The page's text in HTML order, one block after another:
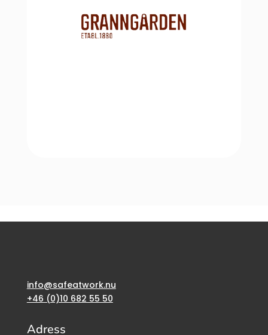
info@safeatwork.nu
+46 (0)10 682 55 50
Adress